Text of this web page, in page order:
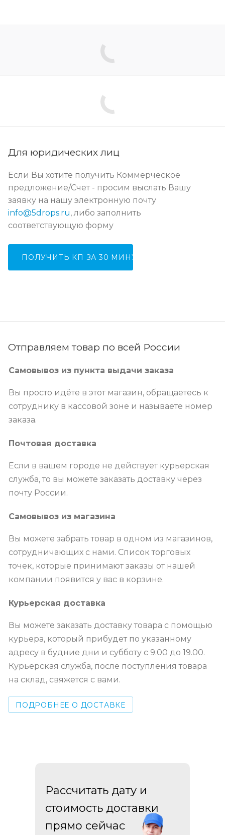
Для юридических лиц
Если Вы хотите получить Коммерческое
предложение/Счет - просим выслать Вашу
заявку на нашу электронную почту
info@5drops.ru, либо заполнить
соответствующую форму
ПОЛУЧИТЬ КП ЗА 30 МИНУТ
Отправляем товар по всей России
Самовывоз из пункта выдачи заказа
Вы просто идёте в этот магазин, обращаетесь к
сотруднику в кассовой зоне и называете номер
заказа.
Почтовая доставка
Если в вашем городе не действует курьерская
служба, то вы можете заказать доставку через
почту России.
Самовывоз из магазина
Вы можете забрать товар в одном из магазинов,
сотрудничающих с нами. Список торговых
точек, которые принимают заказы от нашей
компании появится у вас в корзине.
Курьерская доставка
Вы можете заказать доставку товара с помощью
курьера, который прибудет по указанному
адресу в будние дни и субботу с 9.00 до 19.00.
Курьерская служба, после поступления товара
на склад, свяжется с вами.
ПОДРОБНЕЕ О ДОСТАВКЕ
Рассчитать дату и
стоимость доставки
прямо сейчас